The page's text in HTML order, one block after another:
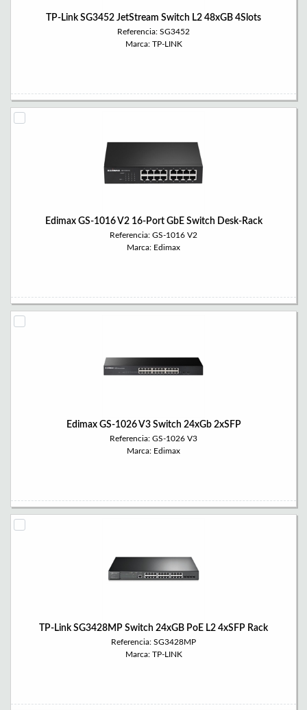
TP-Link SG3452 JetStream Switch L2 48xGB 4Slots
Referencia: SG3452
Marca: TP-LINK
Edimax GS-1016 V2 16-Port GbE Switch Desk-Rack
Referencia: GS-1016 V2
Marca: Edimax
Edimax GS-1026 V3 Switch 24xGb 2xSFP
Referencia: GS-1026 V3
Marca: Edimax
TP-Link SG3428MP Switch 24xGB PoE L2 4xSFP Rack
Referencia: SG3428MP
Marca: TP-LINK